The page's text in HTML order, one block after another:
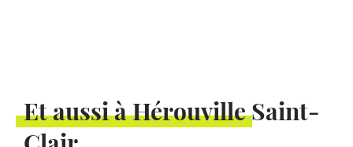
Et aussi à Hérouville Saint-